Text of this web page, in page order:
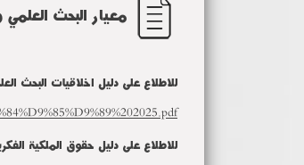
معيار البحث العلمي
للاطلاع على دليل اخلاقيات البحث
للاطلاع على دليل حقوق الملكية